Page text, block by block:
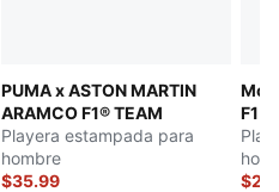
PUMA x ASTON MARTIN
ARAMCO F1® TEAM
Playera estampada para
hombre
$35.99
F1